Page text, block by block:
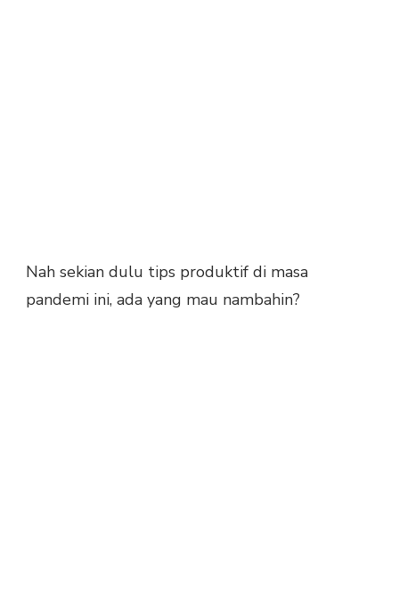
Nah sekian dulu tips produktif di masa
pandemi ini, ada yang mau nambahin?